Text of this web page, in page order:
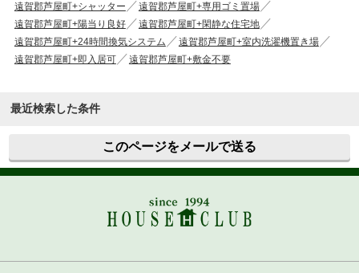
遠賀郡芦屋町+シャッター
遠賀郡芦屋町+専用ゴミ置場
遠賀郡芦屋町+陽当り良好
遠賀郡芦屋町+閑静な住宅地
遠賀郡芦屋町+24時間換気システム
遠賀郡芦屋町+室内洗濯機置き場
遠賀郡芦屋町+即入居可
遠賀郡芦屋町+敷金不要
最近検索した条件
このページをメールで送る